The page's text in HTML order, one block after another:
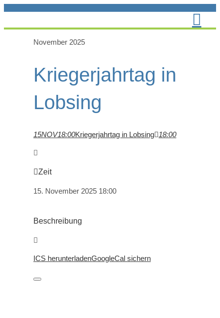
springen
November 2025
Kriegerjahrtag in
Lobsing
15NOV18:00Kriegerjahrtag in Lobsing 18:00
Zeit
15. November 2025 18:00
Beschreibung
ICS herunterladenGoogleCal sichern